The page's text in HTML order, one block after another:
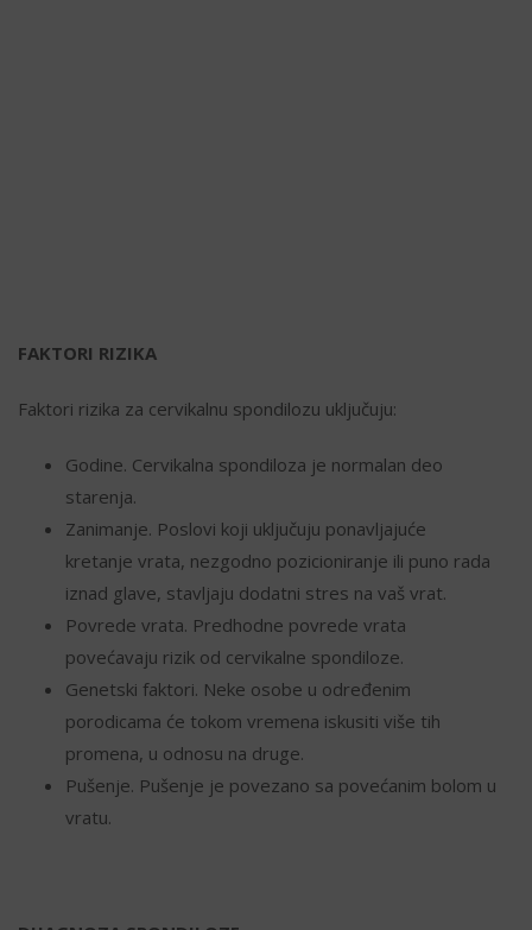
FAKTORI RIZIKA
Faktori rizika za cervikalnu spondilozu uključuju:
Godine. Cervikalna spondiloza je normalan deo
starenja.
Zanimanje. Poslovi koji uključuju ponavljajuće
kretanje vrata, nezgodno pozicioniranje ili puno rada
iznad glave, stavljaju dodatni stres na vaš vrat.
Povrede vrata. Predhodne povrede vrata
povećavaju rizik od cervikalne spondiloze.
Genetski faktori. Neke osobe u određenim
porodicama će tokom vremena iskusiti više tih
promena, u odnosu na druge.
Pušenje. Pušenje je povezano sa povećanim bolom u
vratu.